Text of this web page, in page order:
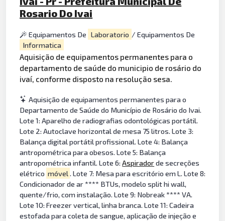
Rosario Do Ivai
Equipamentos De Laboratorio / Equipamentos De
Informatica
Aquisição de equipamentos permanentes para o
departamento de saúde do municipio de rosário do
ivaí, conforme disposto na resolução sesa.
Aquisição de equipamentos permanentes para o
Departamento de Saúde do Município de Rosário do Ivai.
Lote 1: Aparelho de radiografias odontológicas portátil.
Lote 2: Autoclave horizontal de mesa 75 litros. Lote 3:
Balança digital portátil profissional. Lote 4: Balança
antropométrica para obesos. Lote 5: Balança
antropométrica infantil. Lote 6:Aspiradorde secreções
elétrico móvel. Lote 7: Mesa para escritório em L. Lote 8:
Condicionador de ar **** BTUs, modelo split hi wall,
quente/frio, com instalação. Lote 9: Nobreak **** VA.
Lote 10: Freezer vertical, linha branca. Lote 11: Cadeira
estofada para coleta de sangue, aplicação de injeção e